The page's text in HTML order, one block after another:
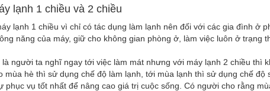
lạnh 1 chiều và 2 chiều
lạnh 1 chiều vì chỉ có tác dụng làm lạnh nên đối với các gia đình ở
năng của máy, giữ cho không gian phòng ở, làm việc luôn ở trạng
là người ta nghĩ ngay tới việc làm mát nhưng với máy lạnh 2 chiều thì
mùa hè thì sử dụng chế độ làm lạnh, tới mùa lạnh thì sử dụng chế
phục vụ tốt nhất để nâng cao giá trị cuộc sống. Có người cho rằng